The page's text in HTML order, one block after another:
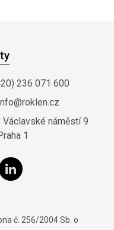
236 071 600
Václavské náměstí 9
1
č. 256/2004 Sb. o